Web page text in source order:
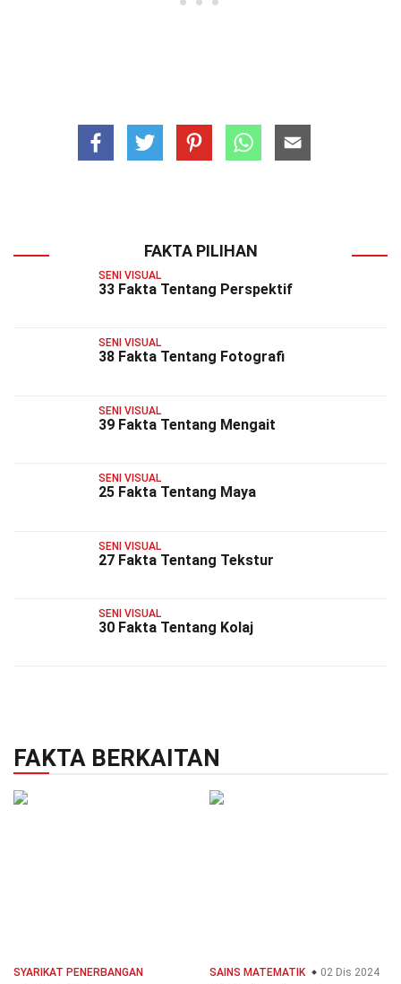
FAKTA PILIHAN
SENI VISUAL
33 Fakta Tentang Perspektif
SENI VISUAL
38 Fakta Tentang Fotografi
SENI VISUAL
39 Fakta Tentang Mengait
SENI VISUAL
25 Fakta Tentang Maya
SENI VISUAL
27 Fakta Tentang Tekstur
SENI VISUAL
30 Fakta Tentang Kolaj
FAKTA BERKAITAN
SYARIKAT PENERBANGAN
SAINS MATEMATIK 02 Dis 2024